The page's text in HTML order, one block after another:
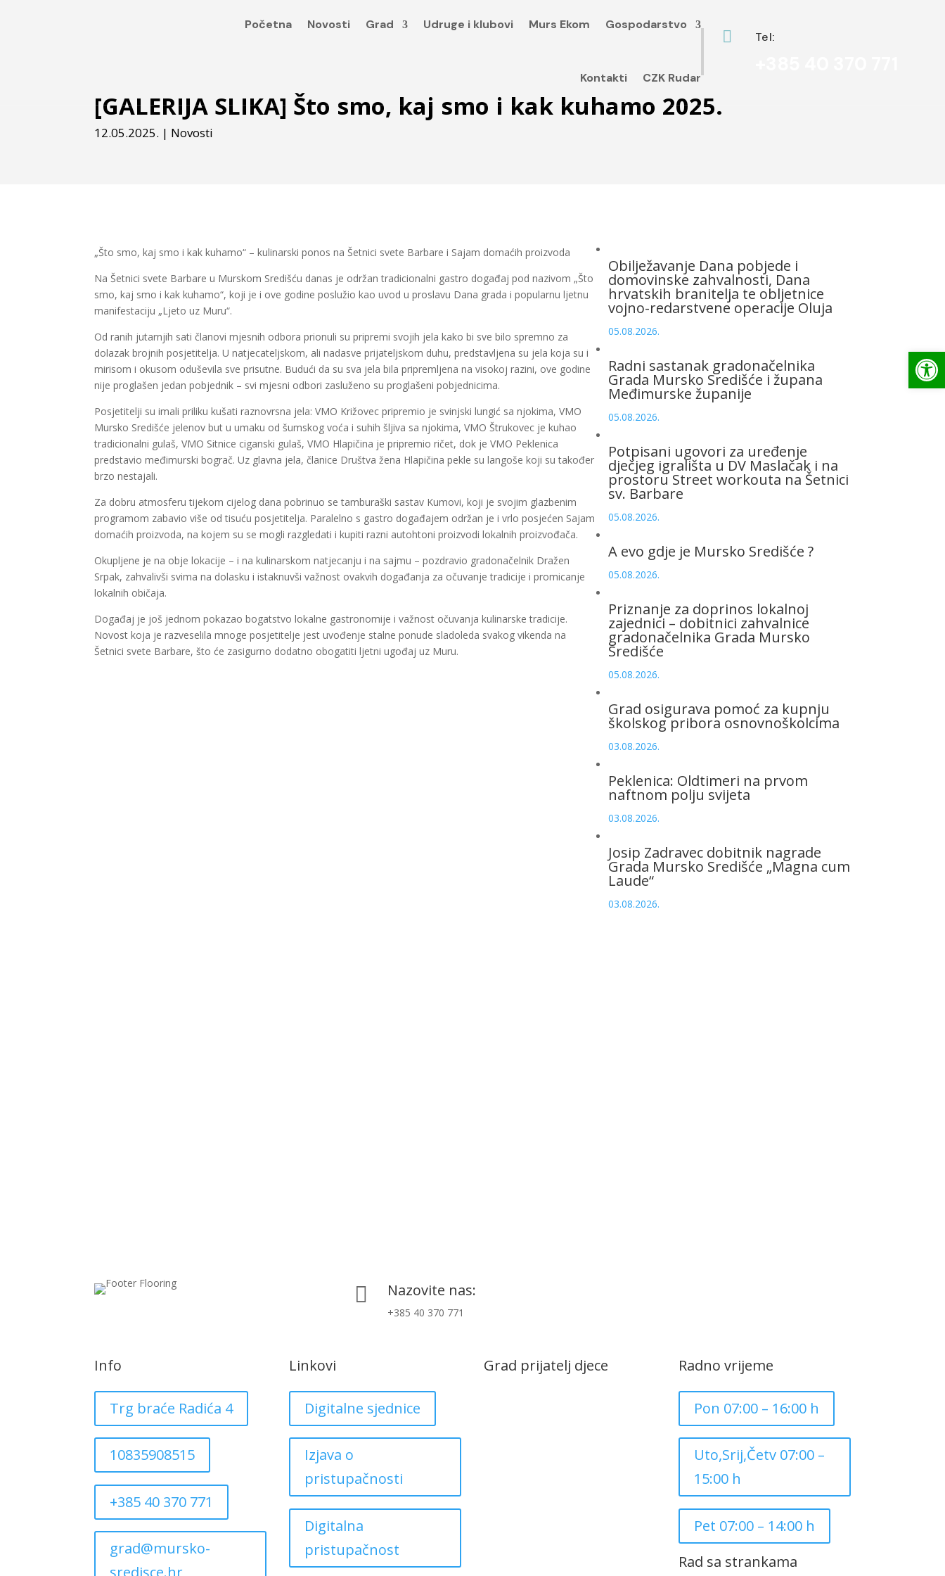
Početna Novosti Grad Udruge i klubovi Murs Ekom Gospodarstvo
Kontakti CZK Rudar
 Tel:
[GALERIJA SLIKA] Što smo, kaj smo i kak kuhamo 2025.
12.05.2025. | Novosti
„Što smo, kaj smo i kak kuhamo“ – kulinarski ponos na Šetnici svete Barbare i Sajam domaćih proizvoda
Na Šetnici svete Barbare u Murskom Središću danas je održan tradicionalni gastro događaj pod nazivom „Što
smo, kaj smo i kak kuhamo“, koji je i ove godine poslužio kao uvod u proslavu Dana grada i popularnu ljetnu
manifestaciju „Ljeto uz Muru“.
Od ranih jutarnjih sati članovi mjesnih odbora prionuli su pripremi svojih jela kako bi sve bilo spremno za
dolazak brojnih posjetitelja. U natjecateljskom, ali nadasve prijateljskom duhu, predstavljena su jela koja su i
mirisom i okusom oduševila sve prisutne. Budući da su sva jela bila pripremljena na visokoj razini, ove godine
nije proglašen jedan pobjednik – svi mjesni odbori zasluženo su proglašeni pobjednicima.
Posjetitelji su imali priliku kušati raznovrsna jela: VMO Križovec pripremio je svinjski lungić sa njokima, VMO
Mursko Središće jelenov but u umaku od šumskog voća i suhih šljiva sa njokima, VMO Štrukovec je kuhao
tradicionalni gulaš, VMO Sitnice ciganski gulaš, VMO Hlapičina je pripremio ričet, dok je VMO Peklenica
predstavio međimurski bograč. Uz glavna jela, članice Društva žena Hlapičina pekle su langoše koji su također
brzo nestajali.
Za dobru atmosferu tijekom cijelog dana pobrinuo se tamburaški sastav Kumovi, koji je svojim glazbenim
programom zabavio više od tisuću posjetitelja. Paralelno s gastro događajem održan je i vrlo posjećen Sajam
domaćih proizvoda, na kojem su se mogli razgledati i kupiti razni autohtoni proizvodi lokalnih proizvođača.
Okupljene je na obje lokacije – i na kulinarskom natjecanju i na sajmu – pozdravio gradonačelnik Dražen
Srpak, zahvalivši svima na dolasku i istaknuvši važnost ovakvih događanja za očuvanje tradicije i promicanje
lokalnih običaja.
Događaj je još jednom pokazao bogatstvo lokalne gastronomije i važnost očuvanja kulinarske tradicije.
Novost koja je razveselila mnoge posjetitelje jest uvođenje stalne ponude sladoleda svakog vikenda na
Šetnici svete Barbare, što će zasigurno dodatno obogatiti ljetni ugođaj uz Muru.
Obilježavanje Dana pobjede i
domovinske zahvalnosti, Dana
hrvatskih branitelja te obljetnice
vojno-redarstvene operacije Oluja
05.08.2026.
Radni sastanak gradonačelnika
Grada Mursko Središće i župana
Međimurske županije
05.08.2026.
Potpisani ugovori za uređenje
dječjeg igrališta u DV Maslačak i na
prostoru Street workouta na Šetnici
sv. Barbare
05.08.2026.
A evo gdje je Mursko Središće ?
05.08.2026.
Priznanje za doprinos lokalnoj
zajednici – dobitnici zahvalnice
gradonačelnika Grada Mursko
Središće
05.08.2026.
Grad osigurava pomoć za kupnju
školskog pribora osnovnoškolcima
03.08.2026.
Peklenica: Oldtimeri na prvom
naftnom polju svijeta
03.08.2026.
Josip Zadravec dobitnik nagrade
Grada Mursko Središće „Magna cum
Laude“
03.08.2026.
 Nazovite nas:
+385 40 370 771
Info
Trg braće Radića 4
10835908515
+385 40 370 771
grad@mursko-
sredisce.hr
Linkovi
Digitalne sjednice
Izjava o
pristupačnosti
Digitalna
pristupačnost
Grad prijatelj djece Radno vrijeme
Pon 07:00 – 16:00 h
Uto,Srij,Četv 07:00 –
15:00 h
Pet 07:00 – 14:00 h
Rad sa strankama